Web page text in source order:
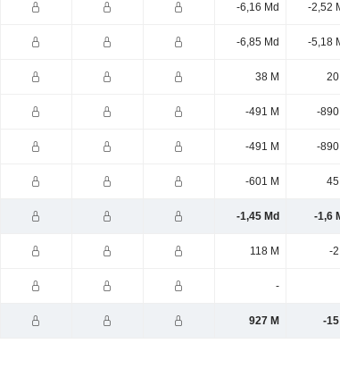
-6,16 Md -2,52
-6,85 Md -5,18
38 M
-491 M -
-491 M -
-601 M
-1,45 Md -1,6
118 M -
-
927 M -